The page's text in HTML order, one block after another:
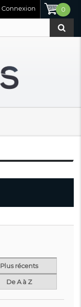
0
Connexion
Plus récents
De A à Z